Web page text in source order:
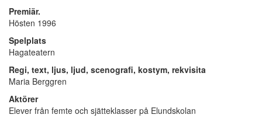
Premiär.
Hösten 1996
Spelplats
Hagateatern
Regi, text, ljus, ljud, scenografi, kostym, rekvisita
Maria Berggren
Aktörer
Elever från femte och sjätteklasser på Elundskolan